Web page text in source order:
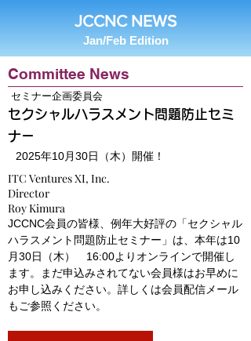
JCCNC NEWS
Jan/Feb Edition
Committee News
セミナー企画委員会
セクシャルハラスメント問題防止セミ
ナー
2025年10月30日（木）開催！
ITC Ventures XI, Inc.
Director
Roy Kimura
JCCNC会員の皆様、例年大好評の「セクシャル
ハラスメント問題防止セミナー」は、本年は10
月30日（木）　16:00よりオンラインで開催し
ます。まだ申込みされてない会員様はお早めに
お申し込みください。詳しくは会員配信メール
もご参照ください。